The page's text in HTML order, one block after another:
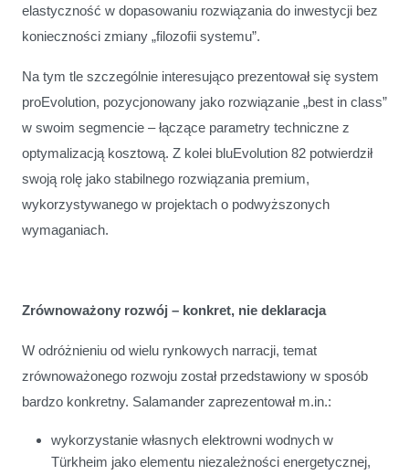
elastyczność w dopasowaniu rozwiązania do inwestycji bez
konieczności zmiany „filozofii systemu”.
Na tym tle szczególnie interesująco prezentował się system
proEvolution, pozycjonowany jako rozwiązanie „best in class”
w swoim segmencie – łączące parametry techniczne z
optymalizacją kosztową. Z kolei bluEvolution 82 potwierdził
swoją rolę jako stabilnego rozwiązania premium,
wykorzystywanego w projektach o podwyższonych
wymaganiach.
Zrównoważony rozwój – konkret, nie deklaracja
W odróżnieniu od wielu rynkowych narracji, temat
zrównoważonego rozwoju został przedstawiony w sposób
bardzo konkretny. Salamander zaprezentował m.in.:
wykorzystanie własnych elektrowni wodnych w
Türkheim jako elementu niezależności energetycznej,